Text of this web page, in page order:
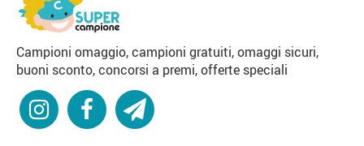
Campioni omaggio, campioni gratuiti, omaggi sicuri,
buoni sconto, concorsi a premi, offerte speciali